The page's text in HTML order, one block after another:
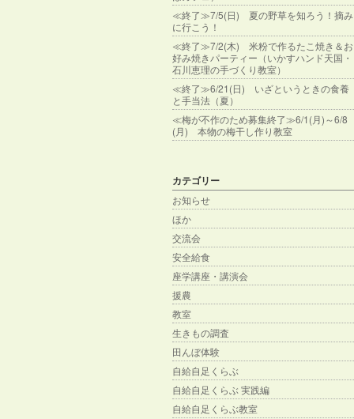
≪終了≫7/5(日) 夏の野草を知ろう！摘み
に行こう！
≪終了≫7/2(木) 米粉で作るたこ焼き＆お
好み焼きパーティー（いかすハンド天国・
石川恵理の手づくり教室）
≪終了≫6/21(日) いざというときの食養
と手当法（夏）
≪梅が不作のため募集終了≫6/1(月)～6/8
(月) 本物の梅干し作り教室
カテゴリー
お知らせ
ほか
交流会
安全給食
座学講座・講演会
援農
教室
生きもの調査
田んぼ体験
自給自足くらぶ
自給自足くらぶ 実践編
自給自足くらぶ教室